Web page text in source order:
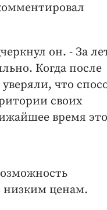
он. - За
Когда после
что
своих
время
низким ценам.